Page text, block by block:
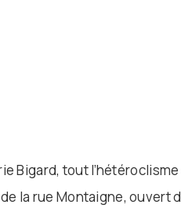
Bigard, tout
la rue Montaigne, ouvert